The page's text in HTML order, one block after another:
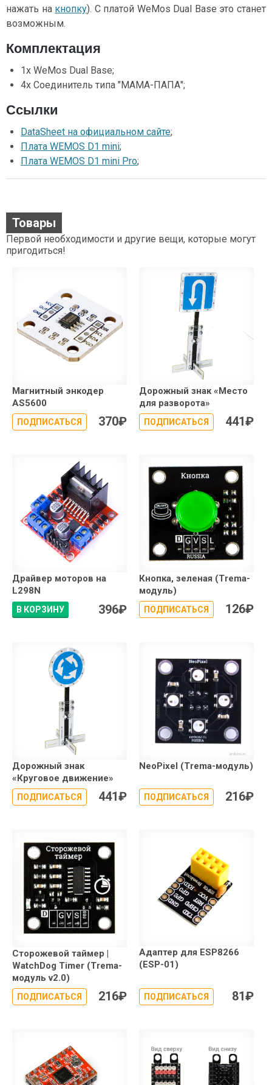
нажать на кнопку). С платой WeMos Dual Base это станет
возможным.
Комплектация
1x WeMos Dual Base;
4x Соединитель типа "МАМА-ПАПА";
Ссылки
DataSheet на официальном сайте;
Плата WEMOS D1 mini;
Плата WEMOS D1 mini Pro;
Товары
Первой необходимости и другие вещи, которые могут
пригодиться!
Магнитный энкодер
AS5600
ПОДПИСАТЬСЯ 370₽
Дорожный знак «Место
для разворота»
ПОДПИСАТЬСЯ 441₽
Драйвер моторов на
L298N
В КОРЗИНУ 396₽
Кнопка, зеленая (Trema-
модуль)
ПОДПИСАТЬСЯ 126₽
Дорожный знак
«Круговое движение»
ПОДПИСАТЬСЯ 441₽
NeoPixel (Trema-модуль)
ПОДПИСАТЬСЯ 216₽
Сторожевой таймер |
WatchDog Timer (Trema-
модуль v2.0)
ПОДПИСАТЬСЯ 216₽
Адаптер для ESP8266
(ESP-01)
ПОДПИСАТЬСЯ 81₽